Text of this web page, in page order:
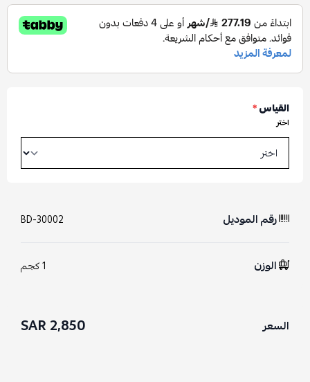
القياس*
اختر
رقم الموديل BD-30002
الوزن 1 كجم
السعر 2,850 SAR